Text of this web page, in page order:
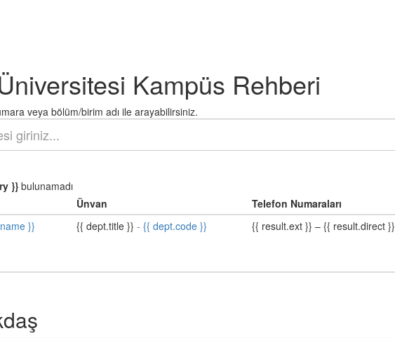
Kampüs Rehberi
veya bölüm/birim adı ile arayabilirsiniz.
}} bulunamadı
Ünvan
Telefon Numaraları
}}
{{ dept.title }} - {{ dept.code }} {{ result.ext }} – {{ result.direct }}